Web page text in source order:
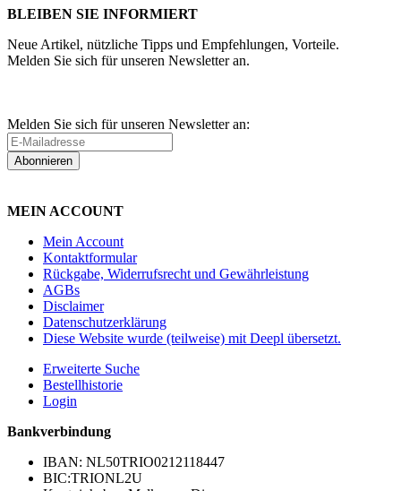
BLEIBEN SIE INFORMIERT
Neue Artikel, nützliche Tipps und Empfehlungen, Vorteile.
Melden Sie sich für unseren Newsletter an.
Melden Sie sich für unseren Newsletter an:
Abonnieren
MEIN ACCOUNT
Mein Account
Kontaktformular
Rückgabe, Widerrufsrecht und Gewährleistung
AGBs
Disclaimer
Datenschutzerklärung
Diese Website wurde (teilweise) mit Deepl übersetzt.
Erweiterte Suche
Bestellhistorie
Login
Bankverbindung
IBAN: NL50TRIO0212118447
BIC:TRIONL2U